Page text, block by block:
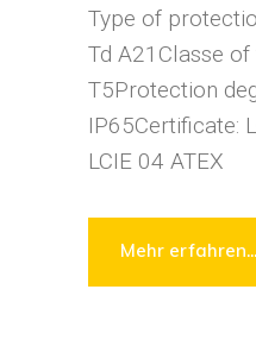
Type of
Td A21Classe
T5Protection
IP65Certificate:
LCIE 04 ATEX
Mehr erfahren...